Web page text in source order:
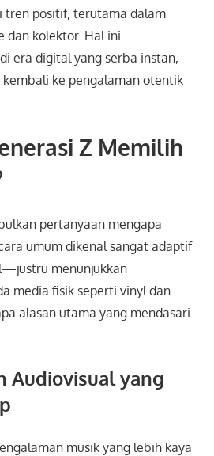
tren positif, terutama dalam
dan kolektor. Hal ini
era digital yang serba instan,
ke pengalaman otentik
Z Memilih
pertanyaan mengapa
umum dikenal sangat adaptif
menunjukkan
media fisik seperti vinyl dan
alasan utama yang mendasari
Audiovisual yang
musik yang lebih kaya